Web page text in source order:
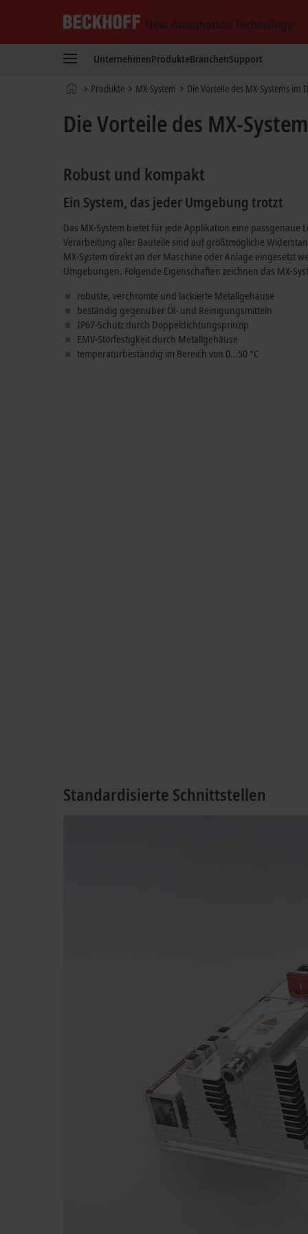
New
Technology
UnternehmenProdukteBranchenSupport
StartseiteProdukte MX-System Die Vorteile des MX-Systems im
Die Vorteile des MX-
Robust und kompakt
Ein System, das jeder Umgebung trotzt
Das MX-System bietet für jede Applikation eine passgenaue
Verarbeitung aller Bauteile sind auf größtmögliche
MX-System direkt an der Maschine oder Anlage eingesetzt
Umgebungen. Folgende Eigenschaften zeichnen das MX-
robuste, verchromte und lackierte Metallgehäuse
beständig gegenüber Öl- und Reinigungsmitteln
IP67-Schutz durch Doppeldichtungsprinzip
EMV-Störfestigkeit durch Metallgehäuse
temperaturbeständig im Bereich von 0…50 °C
Standardisierte Schnittstellen